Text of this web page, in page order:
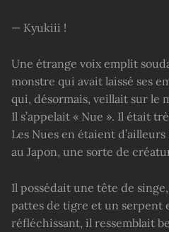
— Kyukiii !
Une étrange voix emplit
monstre qui avait laissé ses
qui, désormais, veillait sur le
Il s’appelait « Nue ». Il était
Les Nues en étaient
au Japon, une sorte de
Il possédait une tête de
pattes de tigre et un serpent
réfléchissant, il ressemblait